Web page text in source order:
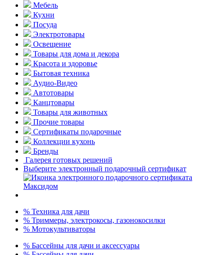
Мебель
Кухни
Посуда
Электротовары
Освещение
Товары для дома и декора
Красота и здоровье
Бытовая техника
Аудио-Видео
Автотовары
Канцтовары
Товары для животных
Прочие товары
Сертификаты подарочные
Коллекции кухонь
Бренды
Галерея готовых решений
Выберите электронный подарочный сертификат
% Техника для дачи
% Триммеры, электрокосы, газонокосилки
% Мотокультиваторы
% Бассейны для дачи и аксессуары